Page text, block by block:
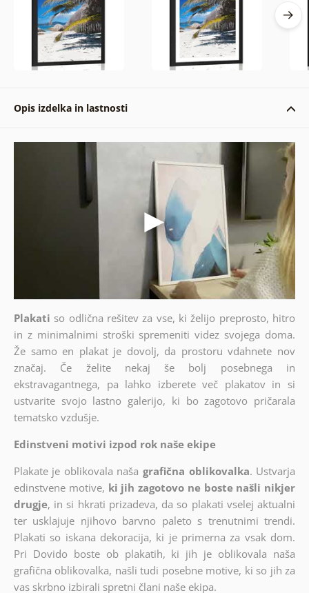
Opis izdelka in lastnosti
Plakati so odlična rešitev za vse, ki želijo preprosto, hitro
in z minimalnimi stroški spremeniti videz svojega doma.
Že samo en plakat je dovolj, da prostoru vdahnete nov
značaj. Če želite nekaj še bolj posebnega in
ekstravagantnega, pa lahko izberete več plakatov in si
ustvarite svojo lastno galerijo, ki bo zagotovo pričarala
tematsko vzdušje.
Edinstveni motivi izpod rok naše ekipe
Plakate je oblikovala naša grafična oblikovalka. Ustvarja
edinstvene motive, ki jih zagotovo ne boste našli nikjer
drugje, in si hkrati prizadeva, da so plakati vselej aktualni
ter usklajuje njihovo barvno paleto s trenutnimi trendi.
Plakati so iskana dekoracija, ki je primerna za vsak dom.
Pri Dovido boste ob plakatih, ki jih je oblikovala naša
grafična oblikovalka, našli tudi posebne motive, ki so jih za
vas skrbno izbirali spretni člani naše ekipa.